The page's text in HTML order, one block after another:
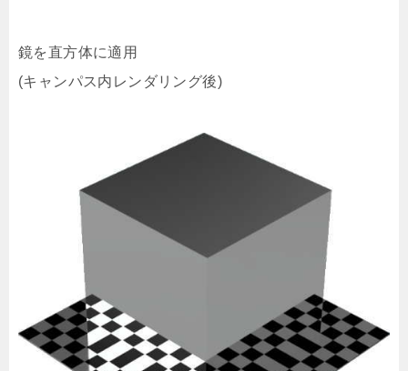
鏡を直方体に適用
(キャンパス内レンダリング後)